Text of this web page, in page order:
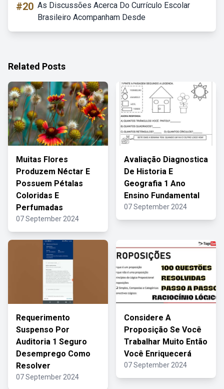
#20 As Discussões Acerca Do Currículo Escolar
Brasileiro Acompanham Desde
Related Posts
Muitas Flores
Produzem Néctar E
Possuem Pétalas
Coloridas E
Perfumadas
07 September 2024
Avaliação Diagnostica
De Historia E
Geografia 1 Ano
Ensino Fundamental
07 September 2024
Requerimento
Suspenso Por
Auditoria 1 Seguro
Desemprego Como
Resolver
07 September 2024
Considere A
Proposição Se Você
Trabalhar Muito Então
Você Enriquecerá
07 September 2024